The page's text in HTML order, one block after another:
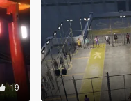
19